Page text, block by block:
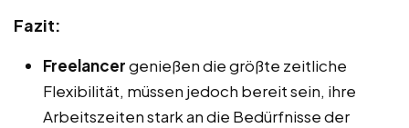
Fazit:
Freelancergenießen die größte zeitliche
Flexibilität, müssen jedoch bereit sein, ihre
Arbeitszeiten stark an die Bedürfnisse der